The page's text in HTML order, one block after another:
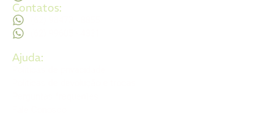
Contatos:
Ajuda: